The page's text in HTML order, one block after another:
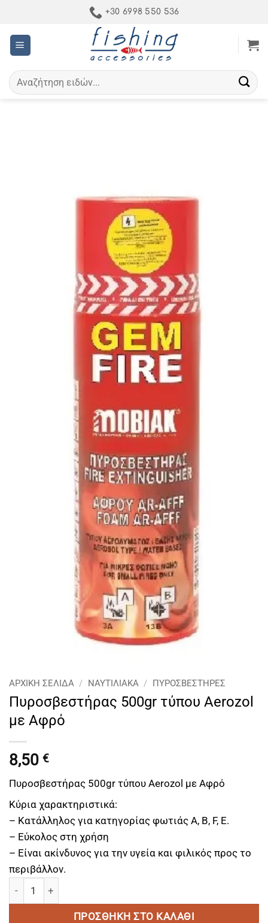
περιεχόμενο
+30 6998 550 536
Αναζήτηση
για:
ΑΡΧΙΚΉ ΣΕΛΊΔΑ / ΝΑΥΤΙΛΙΑΚΑ / ΠΥΡΟΣΒΕΣΤΉΡΕΣ
Πυροσβεστήρας 500gr τύπου Aerozol
με Αφρό
8,50 €
Πυροσβεστήρας 500gr τύπου Aerozol με Αφρό
Κύρια χαρακτηριστικά:
– Κατάλληλος για κατηγορίας φωτιάς A, B, F, E.
– Εύκολος στη χρήση
– Είναι ακίνδυνος για την υγεία και φιλικός προς το
περιβάλλον.
ΠΡΟΣΘΉΚΗ ΣΤΟ ΚΑΛΆΘΙ